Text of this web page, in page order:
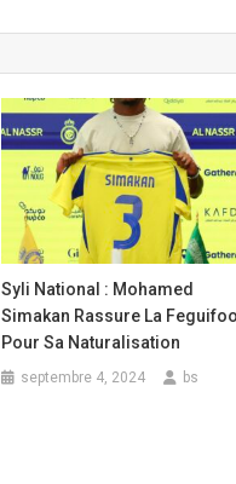
Syli National : Mohamed
Simakan Rassure La
Pour Sa Naturalisation
septembre 4, 2024 bs